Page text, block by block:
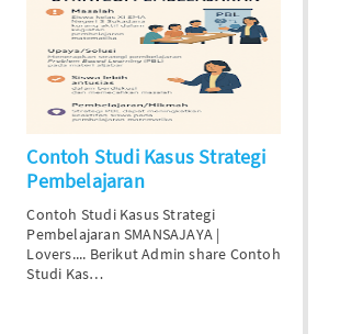
Contoh Studi Kasus Strategi
Pembelajaran
Contoh Studi Kasus Strategi
Pembelajaran SMANSAJAYA |
Lovers.... Berikut Admin share Contoh
Studi Kas…